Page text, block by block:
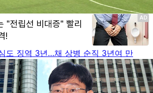
도 징역 3년…채 상병 순직 3년여 만